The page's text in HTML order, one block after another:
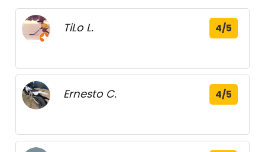
TiLo L. 4/5
Ernesto C. 4/5